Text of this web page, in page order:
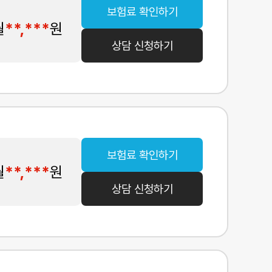
**,***원
보험료 확인하기
상담 신청하기
**,***원
보험료 확인하기
상담 신청하기